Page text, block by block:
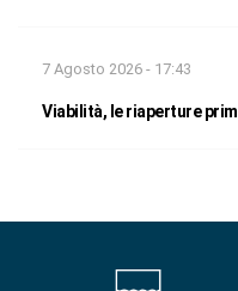
7 Agosto 2026 - 17:43
Viabilità, le riaperture